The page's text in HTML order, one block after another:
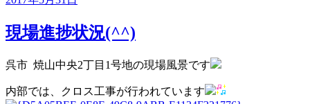
日:
現場進捗状況(^^)
呉市 焼山中央2丁目1号地の現場風景です
内部では、クロス工事が行われています